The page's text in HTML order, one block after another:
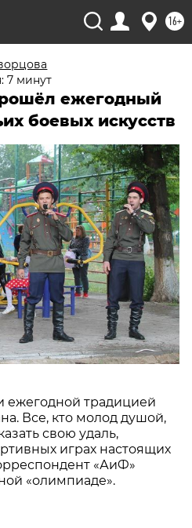
16+
7 минут
ежегодный
боевых искусств
ежегодной традицией
Все, кто молод душой,
свою удаль,
играх настоящих
«АиФ»
«олимпиаде».